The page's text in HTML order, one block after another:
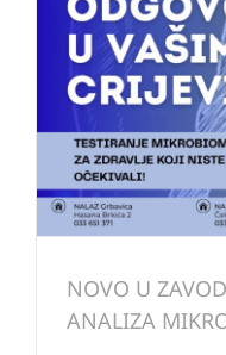
NOVO U
ANALIZA